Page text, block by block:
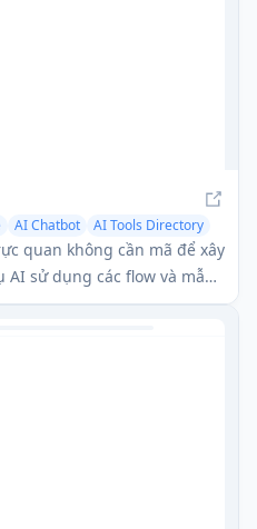
AI Chatbot AI Tools Directory
quan không cần mã để xây
AI sử dụng các flow và mẫu